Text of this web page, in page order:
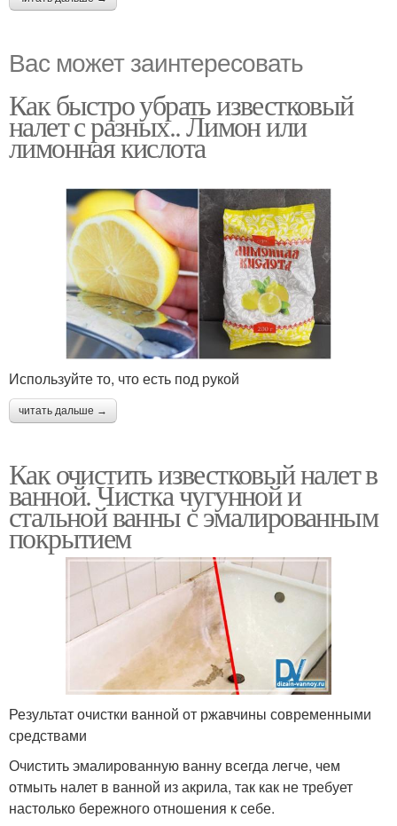
Вас может заинтересовать
Как быстро убрать известковый
налет с разных.. Лимон или
лимонная кислота
Используйте то, что есть под рукой
читать дальше →
Как очистить известковый налет в
ванной. Чистка чугунной и
стальной ванны с эмалированным
покрытием
Результат очистки ванной от ржавчины современными
средствами
Очистить эмалированную ванну всегда легче, чем
отмыть налет в ванной из акрила, так как не требует
настолько бережного отношения к себе.